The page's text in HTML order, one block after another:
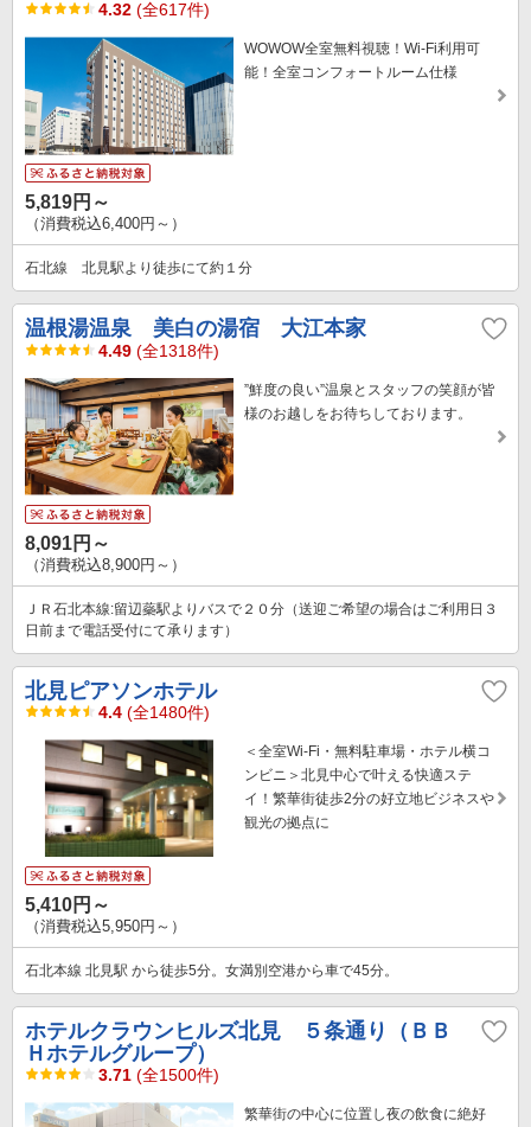
4.32 (全617件)
WOWOW全室無料視聴！Wi-Fi利用可
能！全室コンフォートルーム仕様
5,819円～
（消費税込6,400円～）
石北線 北見駅より徒歩にて約１分
温根湯温泉 美白の湯宿 大江本家
4.49 (全1318件)
”鮮度の良い”温泉とスタッフの笑顔が皆
様のお越しをお待ちしております。
8,091円～
（消費税込8,900円～）
ＪＲ石北本線:留辺蘂駅よりバスで２０分（送迎ご希望の場合はご利用日３
日前まで電話受付にて承ります）
北見ピアソンホテル
4.4 (全1480件)
＜全室Wi-Fi・無料駐車場・ホテル横コ
ンビニ＞北見中心で叶える快適ステ
イ！繁華街徒歩2分の好立地ビジネスや
観光の拠点に
5,410円～
（消費税込5,950円～）
石北本線 北見駅 から徒歩5分。女満別空港から車で45分。
ホテルクラウンヒルズ北見 ５条通り（ＢＢ
Ｈホテルグループ）
3.71 (全1500件)
繁華街の中心に位置し夜の飲食に絶好